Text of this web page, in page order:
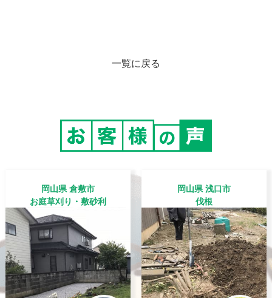
一覧に戻る
岡山県 倉敷市
お庭草刈り・敷砂利
岡山県 浅口市
伐根